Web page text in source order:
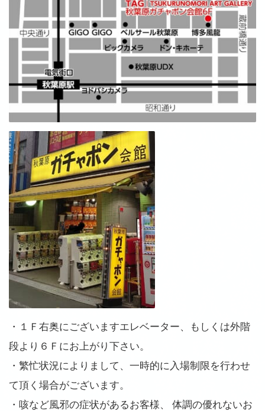
・１Ｆ右奥にございますエレベーター、もしくは外階
段より６Ｆにお上がり下さい。
・繁忙状況によりまして、一時的に入場制限を行わせ
て頂く場合がございます。
・咳など風邪の症状があるお客様、 体調の優れないお